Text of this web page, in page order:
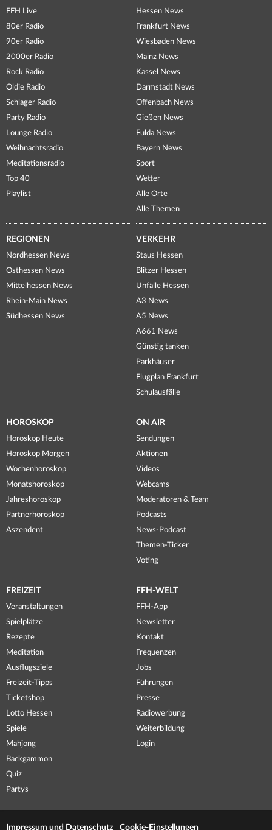
FFH Live
80er Radio
90er Radio
2000er Radio
Rock Radio
Oldie Radio
Schlager Radio
Party Radio
Lounge Radio
Weihnachtsradio
Meditationsradio
Top 40
Playlist
Hessen News
Frankfurt News
Wiesbaden News
Mainz News
Kassel News
Darmstadt News
Offenbach News
Gießen News
Fulda News
Bayern News
Sport
Wetter
Alle Orte
Alle Themen
REGIONEN
Nordhessen News
Osthessen News
Mittelhessen News
Rhein-Main News
Südhessen News
VERKEHR
Staus Hessen
Blitzer Hessen
Unfälle Hessen
A3 News
A5 News
A661 News
Günstig tanken
Parkhäuser
Flugplan Frankfurt
Schulausfälle
HOROSKOP
Horoskop Heute
Horoskop Morgen
Wochenhoroskop
Monatshoroskop
Jahreshoroskop
Partnerhoroskop
Aszendent
ON AIR
Sendungen
Aktionen
Videos
Webcams
Moderatoren & Team
Podcasts
News-Podcast
Themen-Ticker
Voting
FREIZEIT
Veranstaltungen
Spielplätze
Rezepte
Meditation
Ausflugsziele
Freizeit-Tipps
Ticketshop
Lotto Hessen
Spiele
Mahjong
Backgammon
Quiz
Partys
FFH-WELT
FFH-App
Newsletter
Kontakt
Frequenzen
Jobs
Führungen
Presse
Radiowerbung
Weiterbildung
Login
Impressum und Datenschutz Cookie-Einstellungen